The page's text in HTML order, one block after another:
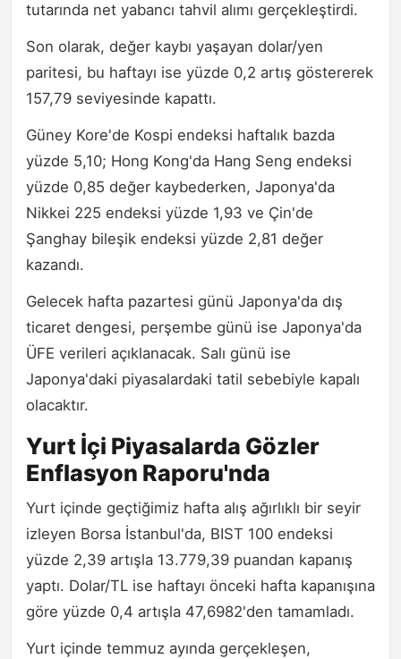
tutarında net yabancı tahvil alımı gerçekleştirdi.
Son olarak, değer kaybı yaşayan dolar/yen
paritesi, bu haftayı ise yüzde 0,2 artış göstererek
157,79 seviyesinde kapattı.
Güney Kore'de Kospi endeksi haftalık bazda
yüzde 5,10; Hong Kong'da Hang Seng endeksi
yüzde 0,85 değer kaybederken, Japonya'da
Nikkei 225 endeksi yüzde 1,93 ve Çin'de
Şanghay bileşik endeksi yüzde 2,81 değer
kazandı.
Gelecek hafta pazartesi günü Japonya'da dış
ticaret dengesi, perşembe günü ise Japonya'da
ÜFE verileri açıklanacak. Salı günü ise
Japonya'daki piyasalardaki tatil sebebiyle kapalı
olacaktır.
Yurt İçi Piyasalarda Gözler
Enflasyon Raporu'nda
Yurt içinde geçtiğimiz hafta alış ağırlıklı bir seyir
izleyen Borsa İstanbul'da, BIST 100 endeksi
yüzde 2,39 artışla 13.779,39 puandan kapanış
yaptı. Dolar/TL ise haftayı önceki hafta kapanışına
göre yüzde 0,4 artışla 47,6982'den tamamladı.
Yurt içinde temmuz ayında gerçekleşen,